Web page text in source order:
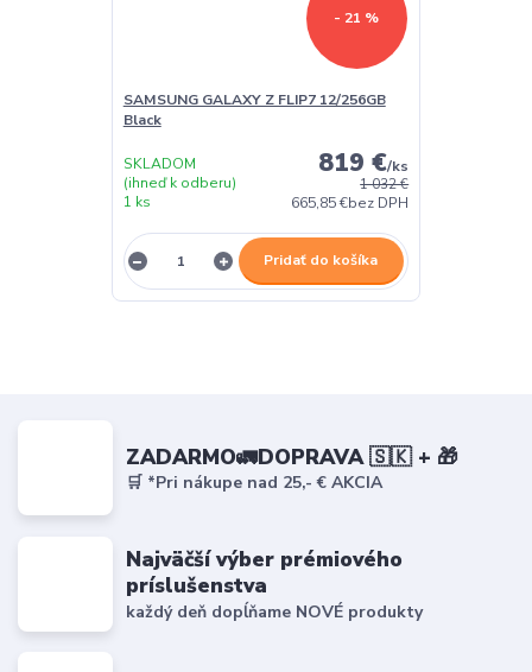
- 21 %
SAMSUNG GALAXY Z FLIP7 12/256GB
Black
1 032 €
819 €/ks
665,85 €bez DPH
SKLADOM
(ihneď k odberu)
1 ks
Pridať do košíka
ZADARMO🚛DOPRAVA 🇸🇰 + 🎁
🛒 *Pri nákupe nad 25,- € AKCIA
Najväčší výber prémiového
príslušenstva
každý deň dopĺňame NOVÉ produkty